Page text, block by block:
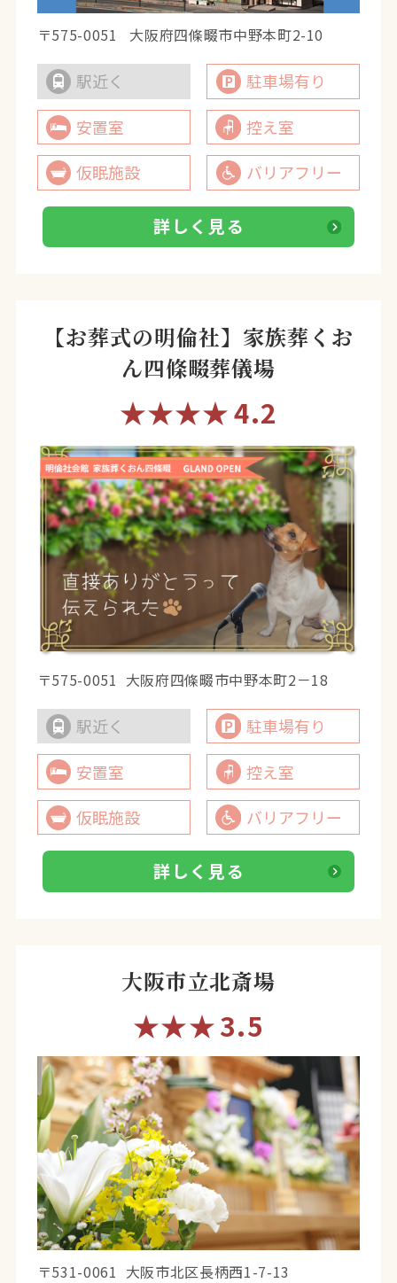
〒575-0051 大阪府四條畷市中野本町2-10
駅近く
駐車場有り
安置室
控え室
仮眠施設
バリアフリー
詳しく見る
【お葬式の明倫社】家族葬くお
ん四條畷葬儀場
★★★★4.2
〒575-0051 大阪府四條畷市中野本町2－18
駅近く
駐車場有り
安置室
控え室
仮眠施設
バリアフリー
詳しく見る
大阪市立北斎場
★★★3.5
〒531-0061 大阪市北区長柄西1-7-13